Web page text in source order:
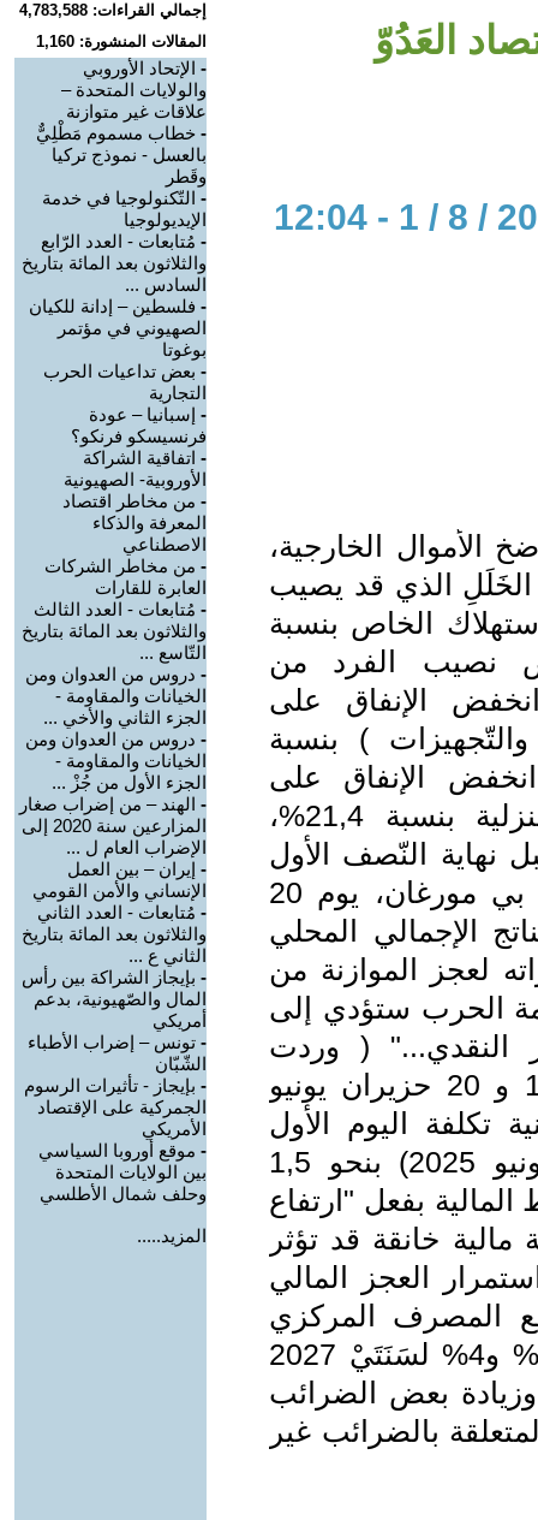
العَدُوّ
الأموال الخارجية،
الذي قد يصيب
الخاص بنسبة
نصيب الفرد من
الخاص بنسبة 6,1% وانخفض الإنفاق على
) بنسبة
الإنفاق على
الملابس والأحذية والمنسوجات المنزلية بنسبة 21,4%،
الأول من سنة 2025، وقبل نهاية النّصف الأول
من سنة 2025، خفض مصرف جب بي مورغان، يوم 20
لنمو الناتج الإجمالي المحلي
لعجز الموازنة من
"إن صدمة الحرب ستؤدي إلى
النقدي..." ( وردت
البيانات بموقع وكالة رويترز، بين 13 و 20 حزيران يونيو
تكلفة اليوم الأول
للعدوان على إيران ( 13 حزيران/يونيو 2025) بنحو 1,5
بفعل "ارتفاع
خانقة قد تؤثر
العجز المالي
ويتوقع المصرف المركزي
عجز الميزانية بنسبة يتراوح بين 3,5% و4% لسَنَتَيْ 2027
وزيادة بعض الضرائب
بالضرائب غير
إجمالي القراءات: 4,783,588
المقالات المنشورة: 1,160
- الإتحاد الأوروبي
والولايات المتحدة –
علاقات غير متوازنة
- خطاب مسموم مَطْلِيٌّ
بالعسل - نموذج تركيا
وقَطر
- التّكنولوجيا في خدمة
الإيديولوجيا
- مُتابعات - العدد الرّابع
والثلاثون بعد المائة بتاريخ
السادس ...
- فلسطين – إدانة للكيان
الصهيوني في مؤتمر
بوغوتا
- بعض تداعيات الحرب
التجارية
- إسبانيا – عودة
فرنسيسكو فرنكو؟
- اتفاقية الشراكة
الأوروبية- الصهيونية
- من مخاطر اقتصاد
المعرفة والذكاء
الاصطناعي
- من مخاطر الشركات
العابرة للقارات
- مُتابعات - العدد الثالث
والثلاثون بعد المائة بتاريخ
التّاسع ...
- دروس من العدوان ومن
الخيانات والمقاومة -
الجزء الثاني والأخي ...
- دروس من العدوان ومن
الخيانات والمقاومة -
الجزء الأول من جُزْ ...
- الهند – من إضراب صغار
المزارعين سنة 2020 إلى
الإضراب العام ل ...
- إيران – بين العمل
الإنساني والأمن القومي
- مُتابعات - العدد الثاني
والثلاثون بعد المائة بتاريخ
الثاني ع ...
- بإيجاز الشراكة بين رأس
المال والصّهيونية، بدعم
أمريكي
- تونس – إضراب الأطباء
الشّبّان
- بإيجاز - تأثيرات الرسوم
الجمركية على الإقتصاد
الأمريكي
- موقع أوروبا السياسي
بين الولايات المتحدة
وحلف شمال الأطلسي
المزيد.....